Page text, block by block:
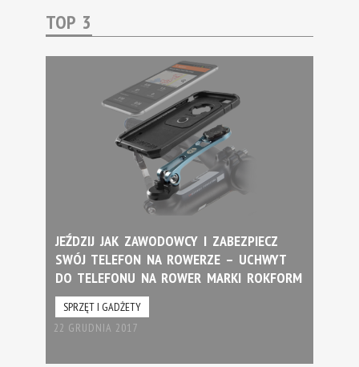
TOP 3
JEŹDZIJ JAK ZAWODOWCY I ZABEZPIECZ
SWÓJ TELEFON NA ROWERZE – UCHWYT
DO TELEFONU NA ROWER MARKI ROKFORM
SPRZĘT I GADŻETY
22 GRUDNIA 2017